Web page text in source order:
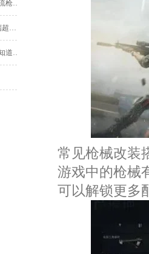
《三角洲行动》改枪代码分享：主流枪械配件改装搭配方案
幻塔工作室新作！虚幻5开发，多端超自然开放世界《异环》首曝！
原神：盘点那些年的超级大坑，不知道各位有没有踩过！
常见枪械改装
游戏中的枪械
可以解锁更多